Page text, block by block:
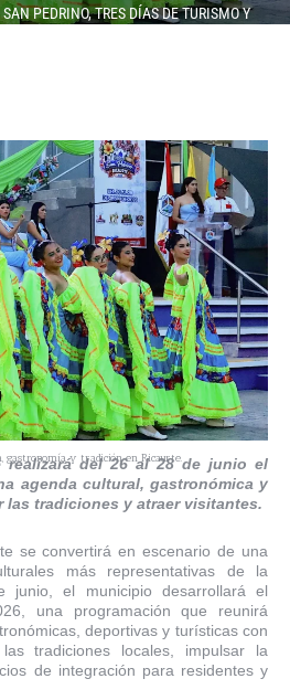
PEDRINO, TRES DÍAS DE TURISMO Y
gastronomía y tradición en Ricaurte.
realizará del 26 al 28 de junio el
agenda cultural, gastronómica y
las tradiciones y atraer visitantes.
se convertirá en escenario de una
más representativas de la
el municipio desarrollará el
una programación que reunirá
deportivas y turísticas con
tradiciones locales, impulsar la
de integración para residentes y